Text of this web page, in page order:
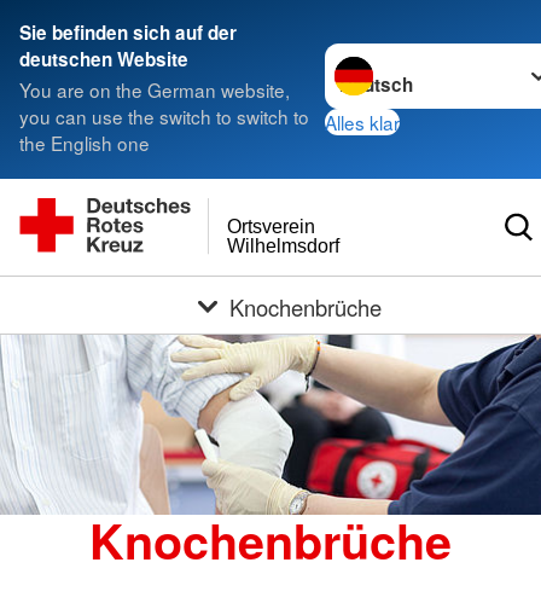
Sie befinden sich auf der
deutschen Website
You are on the German website,
you can use the switch to switch to
the English one
Sprache wechseln zu
Alles klar
Wilhelmsdorf
Ortsverein
Knochenbrüche
Knochenbrüche